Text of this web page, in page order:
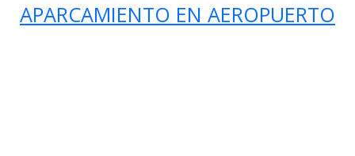
APARCAMIENTO EN AEROPUERTO